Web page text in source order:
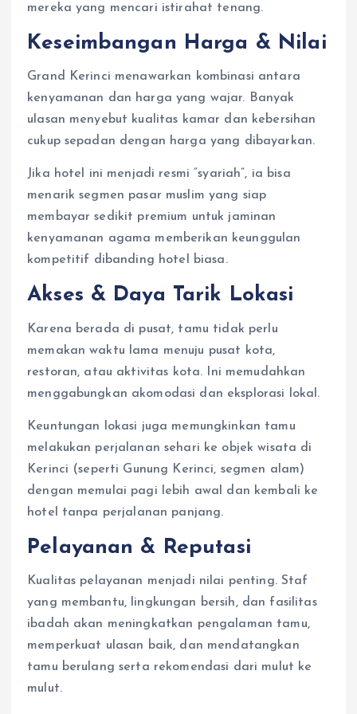
mereka yang mencari istirahat tenang.
Keseimbangan Harga & Nilai
Grand Kerinci menawarkan kombinasi antara
kenyamanan dan harga yang wajar. Banyak
ulasan menyebut kualitas kamar dan kebersihan
cukup sepadan dengan harga yang dibayarkan.
Jika hotel ini menjadi resmi “syariah”, ia bisa
menarik segmen pasar muslim yang siap
membayar sedikit premium untuk jaminan
kenyamanan agama memberikan keunggulan
kompetitif dibanding hotel biasa.
Akses & Daya Tarik Lokasi
Karena berada di pusat, tamu tidak perlu
memakan waktu lama menuju pusat kota,
restoran, atau aktivitas kota. Ini memudahkan
menggabungkan akomodasi dan eksplorasi lokal.
Keuntungan lokasi juga memungkinkan tamu
melakukan perjalanan sehari ke objek wisata di
Kerinci (seperti Gunung Kerinci, segmen alam)
dengan memulai pagi lebih awal dan kembali ke
hotel tanpa perjalanan panjang.
Pelayanan & Reputasi
Kualitas pelayanan menjadi nilai penting. Staf
yang membantu, lingkungan bersih, dan fasilitas
ibadah akan meningkatkan pengalaman tamu,
memperkuat ulasan baik, dan mendatangkan
tamu berulang serta rekomendasi dari mulut ke
mulut.